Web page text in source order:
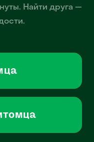
Найти друга —